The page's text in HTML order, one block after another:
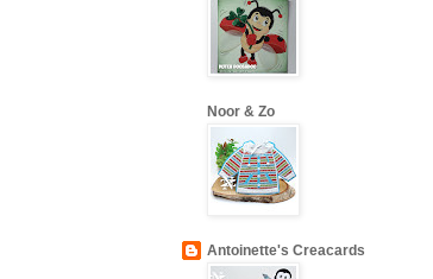
Noor & Zo
Antoinette's Creacards